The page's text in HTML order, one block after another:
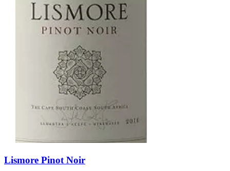
Lismore Pinot Noir